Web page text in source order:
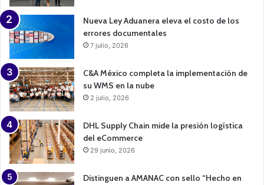
Nueva Ley Aduanera eleva el costo de los
errores documentales
7 julio, 2026
C&A México completa la implementación de
su WMS en la nube
2 julio, 2026
DHL Supply Chain mide la presión logística
del eCommerce
29 junio, 2026
Distinguen a AMANAC con sello “Hecho en